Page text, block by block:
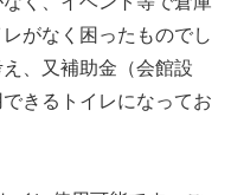
がなく困ったものでし
、又補助金（会館設
きるトイレになってお